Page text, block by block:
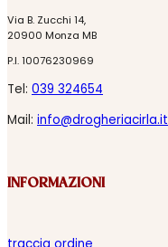
Via B. Zucchi 14,
20900 Monza MB
P.I. 10076230969
Tel: 039 324654
Mail: info@drogheriacirla.it
INFORMAZIONI